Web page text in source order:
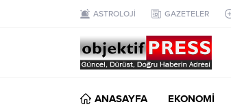
ASTROLOJİ GAZETELER
ANASAYFA EKONOMİ